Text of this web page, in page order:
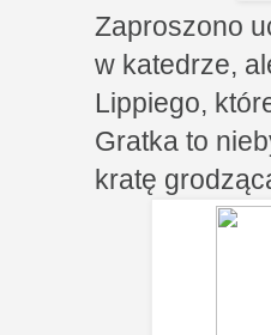
Zaproszono
w katedrze,
Lippiego,
Gratka to
kratę